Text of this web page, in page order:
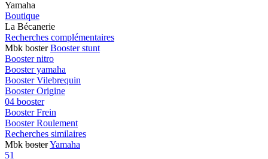
Yamaha
Boutique
La Bécanerie
Recherches complémentaires
Mbk boster Booster stunt
Booster nitro
Booster yamaha
Booster Vilebrequin
Booster Origine
04 booster
Booster Frein
Booster Roulement
Recherches similaires
Mbk bosterYamaha
51